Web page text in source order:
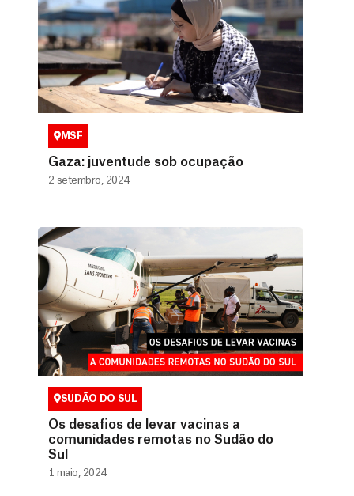
MSF
Gaza: juventude sob ocupação
2 setembro, 2024
SUDÃO DO SUL
Os desafios de levar vacinas a
comunidades remotas no Sudão do
Sul
1 maio, 2024